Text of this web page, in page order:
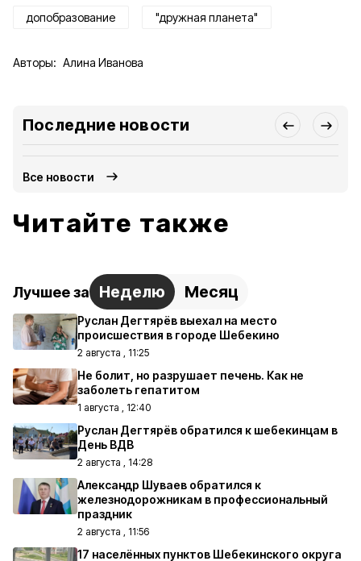
допобразование "дружная планета"
Авторы: Алина Иванова
Последние новости
Все новости
Читайте также
Лучшее за Неделю Месяц
Руслан Дегтярёв выехал на место
происшествия в городе Шебекино
2 августа , 11:25
Не болит, но разрушает печень. Как не
заболеть гепатитом
1 августа , 12:40
Руслан Дегтярёв обратился к шебекинцам в
День ВДВ
2 августа , 14:28
Александр Шуваев обратился к
железнодорожникам в профессиональный
праздник
2 августа , 11:56
17 населённых пунктов Шебекинского округа